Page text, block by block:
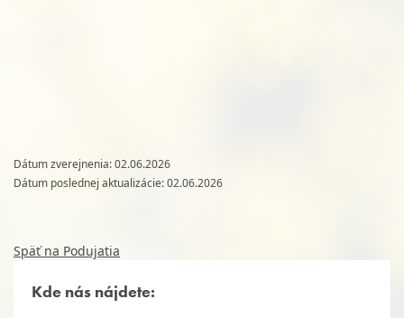
Dátum zverejnenia: 02.06.2026
Dátum poslednej aktualizácie: 02.06.2026
Späť na Podujatia
Kde nás nájdete: